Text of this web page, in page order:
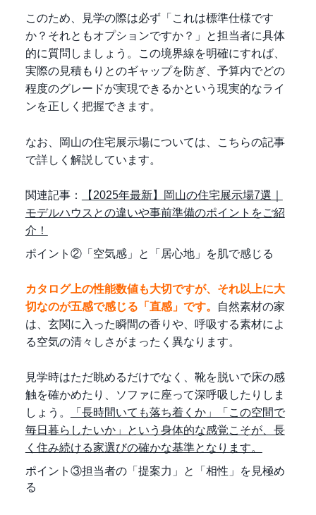
このため、見学の際は必ず「これは標準仕様です
か？それともオプションですか？」と担当者に具体
的に質問しましょう。この境界線を明確にすれば、
実際の見積もりとのギャップを防ぎ、予算内でどの
程度のグレードが実現できるかという現実的なライ
ンを正しく把握できます。
なお、岡山の住宅展示場については、こちらの記事
で詳しく解説しています。
関連記事：
【2025年最新】岡山の住宅展示場7選｜
モデルハウスとの違いや事前準備のポイントをご紹
介！
ポイント②「空気感」と「居心地」を肌で感じる
カタログ上の性能数値も大切ですが、それ以上に大
切なのが五感で感じる「直感」です。
自然素材の家
は、玄関に入った瞬間の香りや、呼吸する素材によ
る空気の清々しさがまったく異なります。
見学時はただ眺めるだけでなく、靴を脱いで床の感
触を確かめたり、ソファに座って深呼吸したりしま
しょう。
「長時間いても落ち着くか」「この空間で
毎日暮らしたいか」という身体的な感覚こそが、長
く住み続ける家選びの確かな基準となります。
ポイント③担当者の「提案力」と「相性」を見極め
る